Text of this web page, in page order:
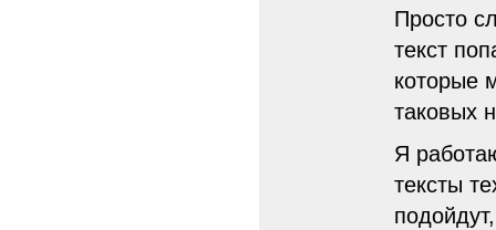
Просто
текст
которые
таковых
Я
тексты